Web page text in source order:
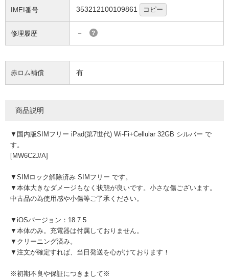
IMEI番号 353212100109861 コピー
修理履歴 － ?
赤ロム補償 有
商品説明
▼国内版SIMフリー iPad(第7世代) Wi-Fi+Cellular 32GB シルバー で
す。
[MW6C2J/A]
▼SIMロック解除済み SIMフリー です。
▼本体大きなダメージもなく状態が良いです。小さな傷ございます。
中古品の為使用感や小傷等ご了承ください。
▼iOSバージョン：18.7.5
▼本体のみ。充電器は付属しておりません。
▼クリーニング済み。
▼注文が確定すれば、当日発送を心がけております！
※初期不良や保証につきまして※